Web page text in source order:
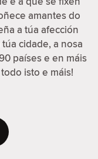
amantes do
a túa afección
cidade, a nosa
países e en máis
isto e máis!